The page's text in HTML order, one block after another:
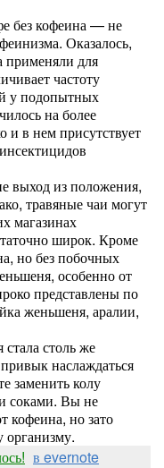
без кофеина — не
Оказалось,
применяли для
частоту
у подопытных
на более
и в нем присутствует
выход из положения,
травяные чаи могут
магазинах
широк. Кроме
но без побочных
особенно от
представлены по
женьшеня, аралии,
столь же
наслаждаться
заменить колу
соками. Вы не
кофеина, но зато
в evernote